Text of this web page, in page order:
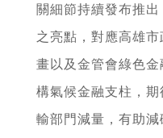
關細節持續發布推
之亮點，對應高雄
畫以及金管會綠色
構氣候金融支柱，
輸部門減量，有助減